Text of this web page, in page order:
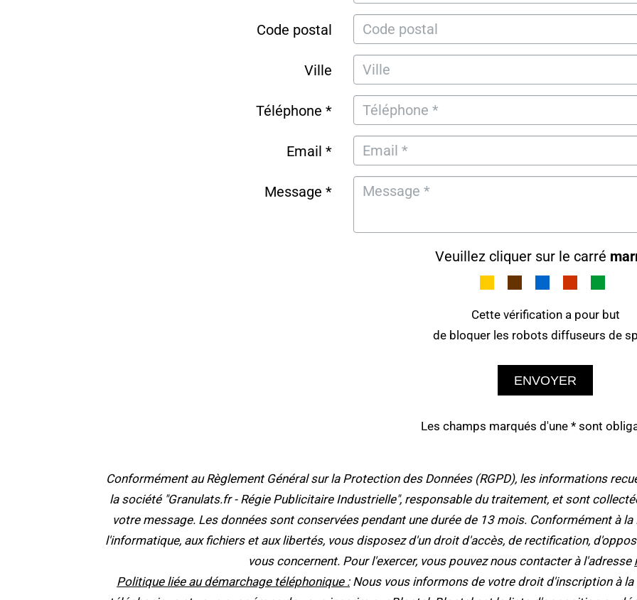
Code postal
Ville
Téléphone *
Email *
Message *
Veuillez cliquer sur le carré
Cette vérification a pour but
de bloquer les robots diffuseurs de
ENVOYER
Les champs marqués d'une * sont
Conformément au Règlement Général sur la Protection des Données (RGPD), les informations
la société "Granulats.fr - Régie Publicitaire Industrielle", responsable du traitement, et sont
votre message. Les données sont conservées pendant une durée de 13 mois. Conformément à
l'informatique, aux fichiers et aux libertés, vous disposez d'un droit d'accès, de rectification,
vous concernent. Pour l'exercer, vous pouvez nous contacter à l'adresse
Politique liée au démarchage téléphonique :Nous vous informons de votre droit d'inscription à